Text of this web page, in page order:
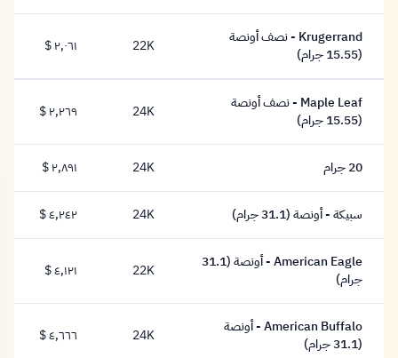
Krugerrand - نصف أونصة
(15.55 جرام)
22K ٢,٠٦١ دولار
٢,٠٦١ $
Maple Leaf - نصف أونصة
(15.55 جرام)
24K ٢,٢٦٩ دولار
٢,٢٦٩ $
20 جرام 24K ٢,٨٩١ دولار
٢,٨٩١ $
سبيكة - أونصة (31.1 جرام) 24K ٤,٢٤٢ دولار
٤,٢٤٢ $
American Eagle - أونصة (31.1
جرام)
22K ٤,١٢١ دولار
٤,١٢١ $
American Buffalo - أونصة
(31.1 جرام)
24K ٤,٦٦٦ دولار
٤,٦٦٦ $